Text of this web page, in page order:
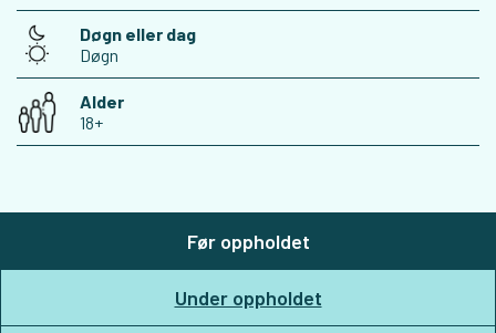
Døgn eller dag
Døgn
Alder
18+
Før oppholdet
Under oppholdet